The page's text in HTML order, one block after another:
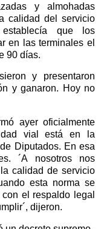
y almohadas
calidad del servicio
que los
en las terminales el
90 días.
y presentaron
y ganaron. Hoy no
ayer oficialmente
vial está en la
Diputados. En esa
´A nosotros nos
calidad de servicio
esta norma se
el respaldo legal
dijeron.